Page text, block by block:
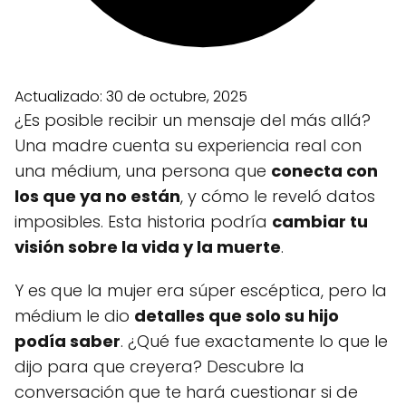
Actualizado: 30 de octubre, 2025
¿Es posible recibir un mensaje del más allá?
Una madre cuenta su experiencia real con
una médium, una persona que conecta con
los que ya no están, y cómo le reveló datos
imposibles. Esta historia podría cambiar tu
visión sobre la vida y la muerte.
Y es que la mujer era súper escéptica, pero la
médium le dio detalles que solo su hijo
podía saber. ¿Qué fue exactamente lo que le
dijo para que creyera? Descubre la
conversación que te hará cuestionar si de